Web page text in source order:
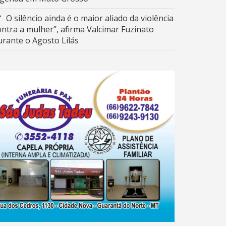
O silêncio ainda é o maior aliado da violência
a mulher”, afirma Valcimar Fuzinato
o Agosto Lilás